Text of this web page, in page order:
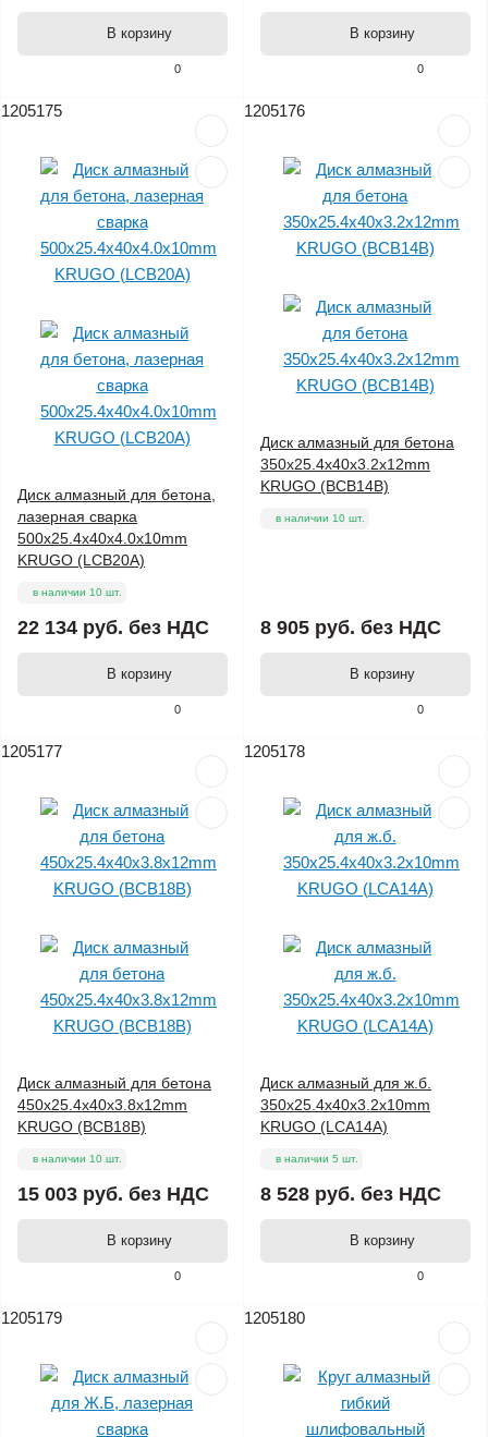
0
В корзину
0
В корзину
1205175
0
Диск алмазный для бетона,
лазерная сварка
500x25.4x40x4.0x10mm
KRUGO (LCB20A)
в наличии 10 шт.
22 134 руб. без НДС
В корзину
1205176
0
Диск алмазный для бетона
350x25.4x40x3.2x12mm
KRUGO (BCB14B)
в наличии 10 шт.
8 905 руб. без НДС
В корзину
1205177
0
Диск алмазный для бетона
450x25.4x40x3.8x12mm
KRUGO (BCB18B)
в наличии 10 шт.
15 003 руб. без НДС
В корзину
1205178
0
Диск алмазный для ж.б.
350x25.4x40x3.2x10mm
KRUGO (LCA14A)
в наличии 5 шт.
8 528 руб. без НДС
В корзину
1205179 1205180